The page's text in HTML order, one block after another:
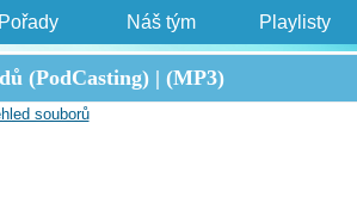
Pořady Náš tým Playlisty
(PodCasting) | (MP3)
souborů